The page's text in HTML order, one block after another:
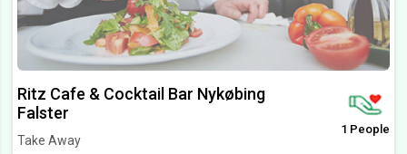
Ritz Cafe & Cocktail Bar Nykøbing
Falster
Take Away
1 People